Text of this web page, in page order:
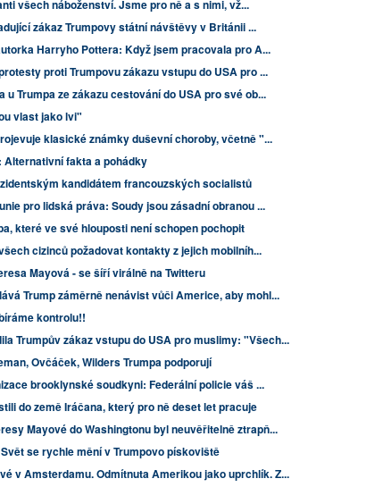
všech náboženství. Jsme pro ně a s nimi, vž...
zákaz Trumpovy státní návštěvy v Británii ...
Harryho Pottera: Když jsem pracovala pro A...
proti Trumpovu zákazu vstupu do USA pro ...
u Trumpa ze zákazu cestování do USA pro své ob...
vlast jako lvi"
klasické známky duševní choroby, včetně "...
Alternativní fakta a pohádky
kandidátem francouzských socialistů
pro lidská práva: Soudy jsou zásadní obranou ...
které ve své hlouposti není schopen pochopit
cizinců požadovat kontakty z jejich mobilníh...
Mayová - se šíří virálně na Twitteru
Trump záměrně nenávist vůči Americe, aby mohl...
kontrolu!!
Trumpův zákaz vstupu do USA pro muslimy: "Všech...
Ovčáček, Wilders Trumpa podporují
brooklynské soudkyni: Federální policie váš ...
do země Iráčana, který pro ně deset let pracuje
Mayové do Washingtonu byl neuvěřitelně ztrapň...
Svět se rychle mění v Trumpovo pískoviště
v Amsterdamu. Odmítnuta Amerikou jako uprchlík. Z...